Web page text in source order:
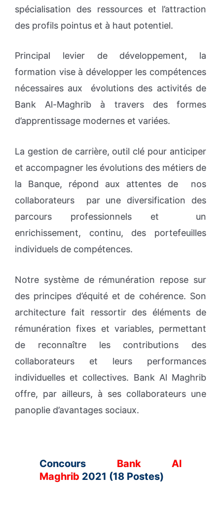
spécialisation des ressources et l’attraction
des profils pointus et à haut potentiel.
Principal levier de développement, la
formation vise à développer les compétences
nécessaires aux évolutions des activités de
Bank Al-Maghrib à travers des formes
d’apprentissage modernes et variées.
La gestion de carrière, outil clé pour anticiper
et accompagner les évolutions des métiers de
la Banque, répond aux attentes de nos
collaborateurs par une diversification des
parcours professionnels et un
enrichissement, continu, des portefeuilles
individuels de compétences.
Notre système de rémunération repose sur
des principes d’équité et de cohérence. Son
architecture fait ressortir des éléments de
rémunération fixes et variables, permettant
de reconnaître les contributions des
collaborateurs et leurs performances
individuelles et collectives. Bank Al Maghrib
offre, par ailleurs, à ses collaborateurs une
panoplie d’avantages sociaux.
Concours Bank Al
Maghrib 2021 (18 Postes)